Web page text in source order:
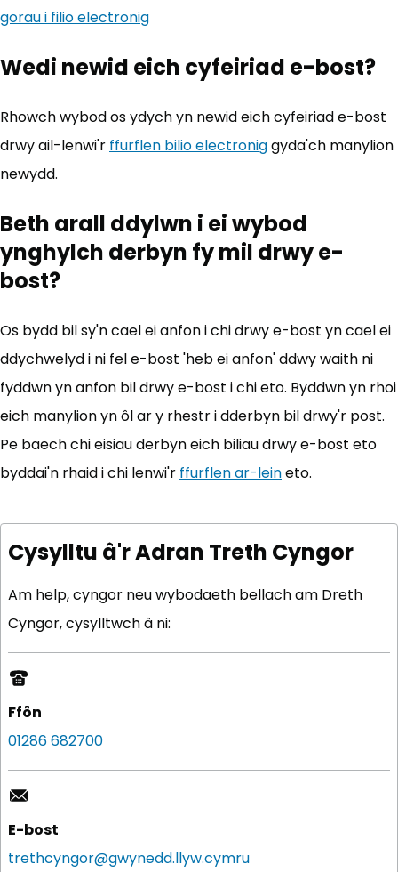
gorau i filio electronig
Wedi newid eich cyfeiriad e-bost?
Rhowch wybod os ydych yn newid eich cyfeiriad e-bost
drwy ail-lenwi'r ffurflen bilio electronig(yn agor mewn
gyda'ch manylion
newydd.
Beth arall ddylwn i ei wybod
ynghylch derbyn fy mil drwy e-
bost?
Os bydd bil sy'n cael ei anfon i chi drwy e-bost yn cael ei
ddychwelyd i ni fel e-bost 'heb ei anfon' ddwy waith ni
fyddwn yn anfon bil drwy e-bost i chi eto. Byddwn yn rhoi
eich manylion yn ôl ar y rhestr i dderbyn bil drwy'r post.
Pe baech chi eisiau derbyn eich biliau drwy e-bost eto
byddai'n rhaid i chi lenwi'r ffurflen ar-lein(yn agor mewn
eto.
Cysylltu â'r Adran Treth Cyngor
Am help, cyngor neu wybodaeth bellach am Dreth
Cyngor, cysylltwch â ni:
Ffôn
01286 682700
E-bost
trethcyngor@gwynedd.llyw.cymru